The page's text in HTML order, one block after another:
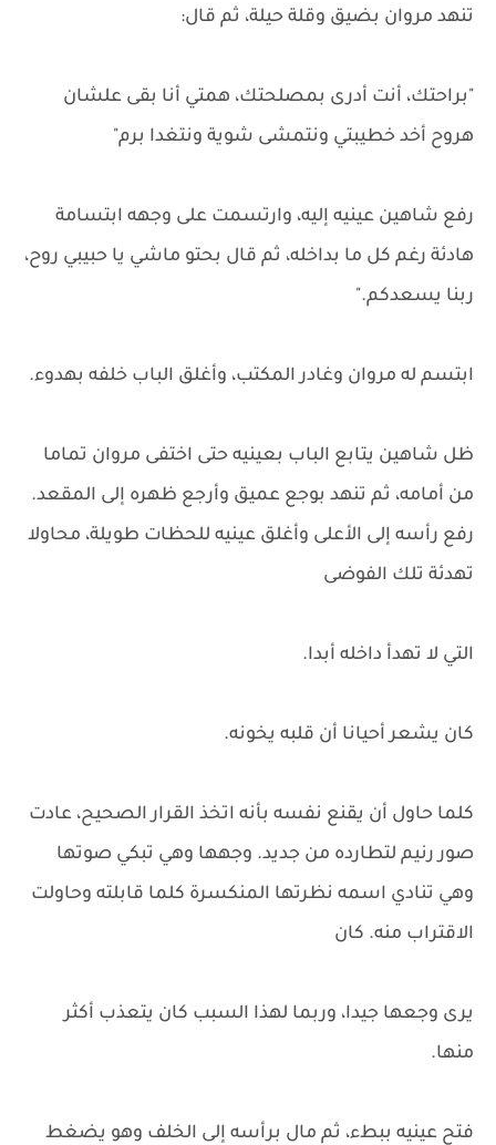
تنهد مروان بضيق وقلة حيلة، ثم قال:
"براحتك، أنت أدرى بمصلحتك، همتي أنا بقى علشان
هروح أخد خطيبتي ونتمشى شوية ونتغدا برم"
رفع شاهين عينيه إليه، وارتسمت على وجهه ابتسامة
هادئة رغم كل ما بداخله، ثم قال بحتو ماشي يا حبيبي روح،
ربنا يسعدكم."
ابتسم له مروان وغادر المكتب، وأغلق الباب خلفه بهدوء.
ظل شاهين يتابع الباب بعينيه حتى اختفى مروان تماما
من أمامه، ثم تنهد بوجع عميق وأرجع ظهره إلى المقعد.
رفع رأسه إلى الأعلى وأغلق عينيه للحظات طويلة، محاولا
تهدئة تلك الفوضى
التي لا تهدأ داخله أبدا.
كان يشعر أحيانا أن قلبه يخونه.
كلما حاول أن يقنع نفسه بأنه اتخذ القرار الصحيح، عادت
صور رنيم لتطارده من جديد. وجهها وهي تبكي صوتها
وهي تنادي اسمه نظرتها المنكسرة كلما قابلته وحاولت
الاقتراب منه. كان
يرى وجعها جيدا، وربما لهذا السبب كان يتعذب أكثر
منها.
فتح عينيه ببطء، ثم مال برأسه إلى الخلف وهو يضغط